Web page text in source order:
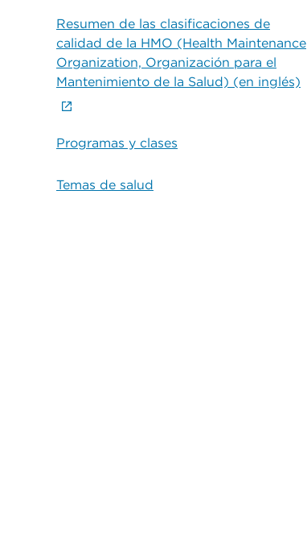
Resumen de las clasificaciones de
calidad de la HMO (Health Maintenance
Organization, Organización para el
Mantenimiento de la Salud) (en inglés)
Programas y clases
Temas de salud